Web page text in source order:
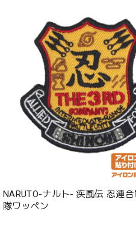
NARUTO-ナルト- 疾風伝 忍連
隊ワッペン